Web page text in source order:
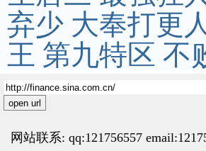
弃少 大奉打更
王 第九特区 不
open url
网站联系: qq:121756557